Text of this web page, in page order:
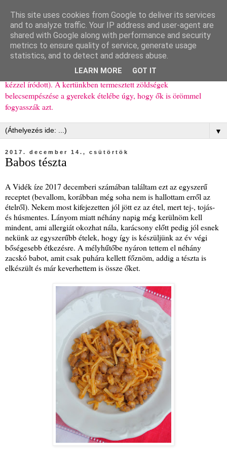
Ízőrző
Kisgyerekes család kipróbált, többnyire egészséges ételeket
bemutató receptjei a mindennapokra (mert a papírfecniket folyton
elhagyom) és gyerekeimnek ajándékba (mint régen, csak ez nem
kézzel íródott). A kertünkben termesztett zöldségek
belecsempészése a gyerekek ételébe úgy, hogy ők is örömmel
fogyasszák azt.
▼
2017. december 14., csütörtök
Babos tészta
A Vidék íze 2017 decemberi számában találtam ezt az egyszerű
receptet (bevallom, korábban még soha nem is hallottam erről az
ételről). Nekem most kifejezetten jól jött ez az étel, mert tej-, tojás-
és húsmentes. Lányom miatt néhány napig még kerülnöm kell
mindent, ami allergiát okozhat nála, karácsony előtt pedig jól esnek
nekünk az egyszerűbb ételek, hogy így is készüljünk az év végi
bőségesebb étkezésre. A mélyhűtőbe nyáron tettem el néhány
zacskó babot, amit csak puhára kellett főznöm, addig a tészta is
elkészült és már keverhettem is össze őket.
This site uses cookies from Google to deliver its services
and to analyze traffic. Your IP address and user-agent are
shared with Google along with performance and security
metrics to ensure quality of service, generate usage
statistics, and to detect and address abuse.
LEARN MORE GOT IT